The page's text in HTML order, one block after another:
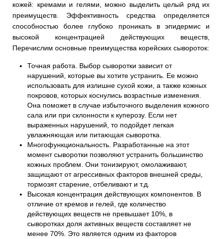
кожей: кремами и гелями, можно выделить целый ряд их
преимуществ. Эффективность средства определяется
способностью более глубоко проникать в эпидермис и
высокой концентрацией действующих веществ,
Перечислим основные преимущества корейских сывороток:
Точная работа. Выбор сыворотки зависит от
нарушений, которые вы хотите устранить. Ее можно
использовать для излишне сухой кожи, а также кожных
покровов, которых коснулись возрастные изменения.
Она поможет в случае избыточного выделения кожного
сала или при склонности к куперозу. Если нет
выраженных нарушений, то подойдет легкая
увлажняющая или питающая сыворотка.
Многофункциональность. Разработанные на этот
момент сыворотки позволяют устранить большинство
кожных проблем. Они тонизируют, омолаживают,
защищают от агрессивных факторов внешней среды,
тормозят старение, отбеливают и т.д.
Высокая концентрация действующих компонентов. В
отличие от кремов и гелей, где количество
действующих веществ не превышает 10%, в
сыворотках доля активных веществ составляет не
менее 70%. Это является одним из факторов